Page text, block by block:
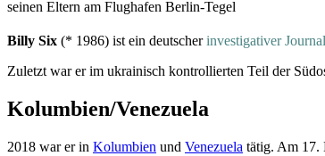
seinen Eltern am Flughafen Berlin-Tegel
Billy Six (* 1986) ist ein deutscherinvestigativer
Zuletzt war er im ukrainisch kontrollierten Teil der
Kolumbien/Venezuela
2018 war er in Kolumbien und Venezuela tätig. Am 17.